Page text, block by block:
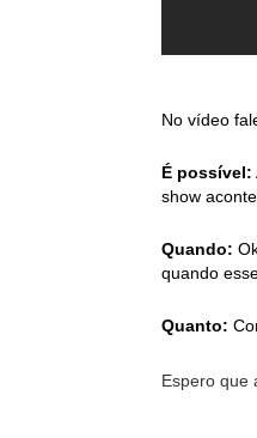
No vídeo
É possível:
show
Quando:
quando
Quanto:
Espero que